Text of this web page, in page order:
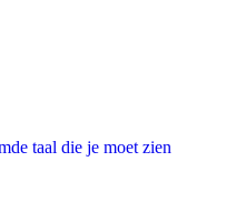
taal die je moet zien